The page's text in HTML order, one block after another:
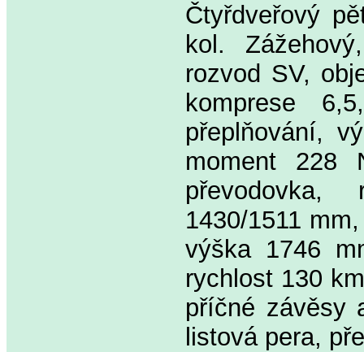
Čtyřdveřový
kol.
rozvod SV,
komprese
přeplňování,
moment 228
1430/1511
výška 1746
rychlost 130
příčné závěsy
listová pera,